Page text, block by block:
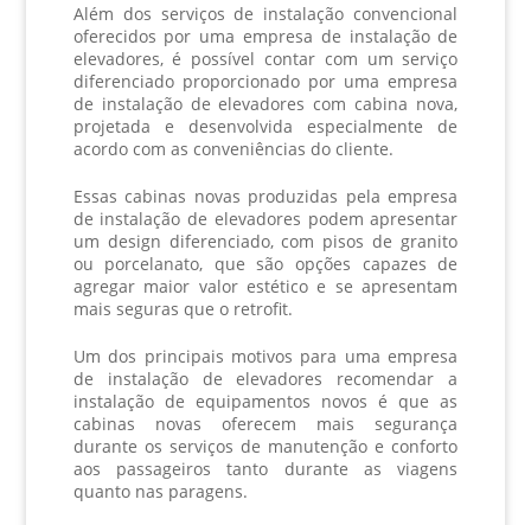
Além dos serviços de instalação convencional
oferecidos por uma empresa de instalação de
elevadores, é possível contar com um serviço
diferenciado proporcionado por umaempresa
de instalação de elevadores com cabina nova,
projetada e desenvolvida especialmente de
acordo com as conveniências do cliente.
Essas cabinas novas produzidas pelaempresa
de instalação de elevadores podem apresentar
um design diferenciado, com pisos de granito
ou porcelanato, que são opções capazes de
agregar maior valor estético e se apresentam
mais seguras que o retrofit.
Um dos principais motivos para umaempresa
de instalação de elevadores recomendar a
instalação de equipamentos novos é que as
cabinas novas oferecem mais segurança
durante os serviços de manutenção e conforto
aos passageiros tanto durante as viagens
quanto nas paragens.